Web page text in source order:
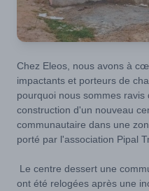
Chez Eleos, nous avons à
impactants et porteurs de
pourquoi nous sommes ravis
construction d'un nouveau
communautaire dans une
porté par l'association Pipal
Le centre dessert une
ont été relogées après une